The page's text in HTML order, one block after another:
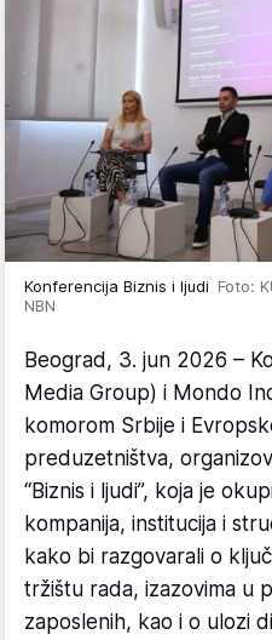
Konferencija Biznis i ljudi Foto:
NBN
Beograd, 3. jun 2026 –
Media Group) i Mondo
komorom Srbije i
preduzetništva,
“Biznis i ljudi”, koja je
kompanija, institucija i
kako bi razgovarali o
tržištu rada, izazovima u
zaposlenih, kao i o ulozi